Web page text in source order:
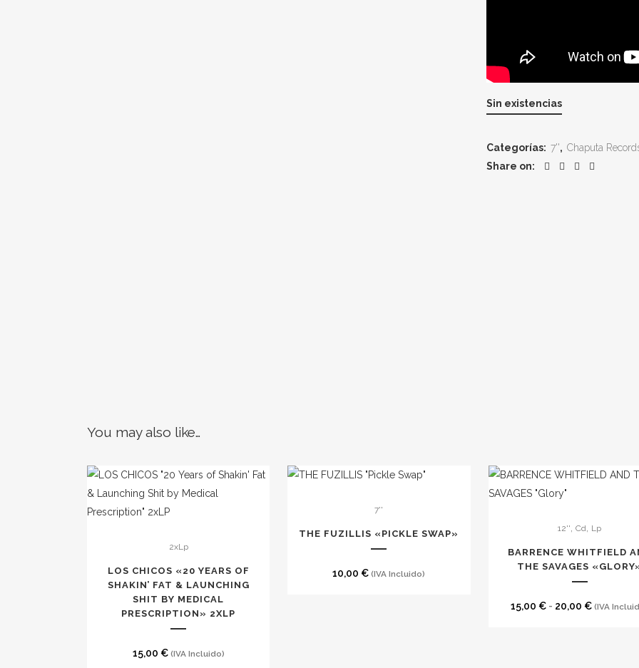
Sin existencias
Categorías: 7'', Chaputa
Share on:
You may also like…
múltiples
2xLp
LOS CHICOS «20 YEARS OF
SHAKIN’ FAT & LAUNCHING
SHIT BY MEDICAL
PRESCRIPTION» 2XLP
15,00 € (IVA Incluido)
7''
THE FUZILLIS «PICKLE SWAP»
10,00 € (IVA Incluido)
tiene
múltiples
12'' ,Cd Lp
BARRENCE WHITFIELD
THE SAVAGES
15,00 € - 20,00 €Rango
(IVA